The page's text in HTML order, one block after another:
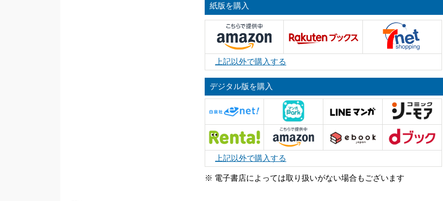
紙版を購入
上記以外で購入する
デジタル版を購入
上記以外で購入する
※ 電子書店によっては取り扱いがない場合もございます